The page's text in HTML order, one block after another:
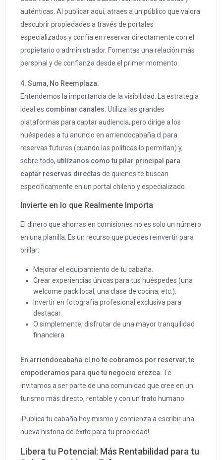
auténticas. Al publicar aquí, atraes a un público que valora
descubrir propiedades a través de portales
especializados y confía en reservar directamente con el
propietario o administrador. Fomentas una relación más
personal y de confianza desde el primer momento.
4. Suma, No Reemplaza.
Entendemos la importancia de la visibilidad. La estrategia
ideal es combinar canales . Utiliza las grandes
plataformas para captar audiencia, pero dirige a los
huéspedes a tu anuncio en arriendocabaña.cl para
reservas futuras (cuando las políticas lo permitan) y,
sobre todo, utilízanos como tu pilar principal para
captar reservas directas de quienes te buscan
específicamente en un portal chileno y especializado.
Invierte en lo que Realmente Importa
El dinero que ahorras en comisiones no es solo un número
en una planilla. Es un recurso que puedes reinvertir para
brillar:
Mejorar el equipamiento de tu cabaña.
Crear experiencias únicas para tus huéspedes (una
welcome pack local, una clase de cocina, etc.).
Invertir en fotografía profesional exclusiva para
destacar.
O simplemente, disfrutar de una mayor tranquilidad
financiera.
En arriendocabaña.cl no te cobramos por reservar, te
empoderamos para que tu negocio crezca. Te
invitamos a ser parte de una comunidad que cree en un
turismo más directo, rentable y con un trato humano.
¡Publica tu cabaña hoy mismo y comienza a escribir una
nueva historia de éxito para tu propiedad!
Libera tu Potencial: Más Rentabilidad para tu